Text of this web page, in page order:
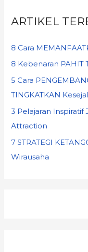
ARTIKEL
8 Cara
8 Kebenaran PAHIT
5 Cara
TINGKATKAN
3 Pelajaran Inspiratif
Attraction
7 STRATEGI
Wirausaha